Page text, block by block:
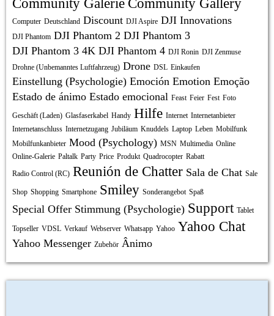
Community Galerie Community Gallery
Computer Deutschland Discount DJI Aspire DJI Innovations
DJI Phantom DJI Phantom 2 DJI Phantom 3
DJI Phantom 3 4K DJI Phantom 4 DJI Ronin DJI Zenmuse
Drohne (Unbemanntes Luftfahrzeug) Drone DSL Einkaufen
Einstellung (Psychologie) Emoción Emotion Emoção
Estado de ánimo Estado emocional Feast Feier Fest Foto
Geschäft (Laden) Glasfaserkabel Handy Hilfe Internet Internetanbieter
Internetanschluss Internetzugang Jubiläum Knuddels Laptop Leben Mobilfunk
Mobilfunkanbieter Mood (Psychology) MSN Multimedia Online
Online-Galerie Paltalk Party Price Produkt Quadrocopter Rabatt
Radio Control (RC) Reunión de Chatter Sala de Chat Sale
Shop Shopping Smartphone Smiley Sonderangebot Spaß
Special Offer Stimmung (Psychologie) Support Tablet
Topseller VDSL Verkauf Webserver Whatsapp Yahoo Yahoo Chat
Yahoo Messenger Zubehör Ânimo